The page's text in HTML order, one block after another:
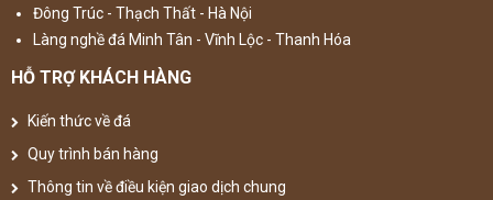
Đông Trúc - Thạch Thất - Hà Nội
Làng nghề đá Minh Tân - Vĩnh Lộc - Thanh Hóa
HỖ TRỢ KHÁCH HÀNG
Kiến thức về đá
Quy trình bán hàng
Thông tin về điều kiện giao dịch chung